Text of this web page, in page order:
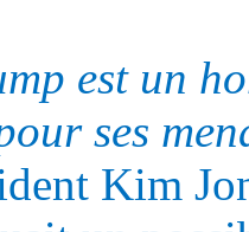
est un
ses
Kim